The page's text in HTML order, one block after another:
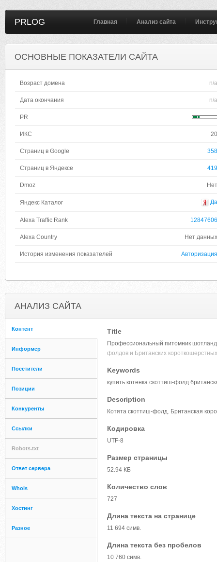
PRLOG Главная Анализ сайта
ОСНОВНЫЕ ПОКАЗАТЕЛИ САЙТА
Возраст домена n/a
Дата окончания n/a
PR
ИКС 20
Страниц в Google 358
Страниц в Яндексе 419
Dmoz Нет
Яндекс Каталог Да
Alexa Traffic Rank 12847606
Alexa Country Нет данных
История изменения показателей Авторизация
АНАЛИЗ САЙТА
Контент
Информер
Посетители
Позиции
Конкуренты
Ссылки
Robots.txt
Ответ сервера
Whois
Хостинг
Разное
Title
Профессиональный питомник
фолдов и Британских
Keywords
купить котенка скоттиш-фолд
Description
Котята скоттиш-фолд. Британская
Кодировка
UTF-8
Размер страницы
52.94 КБ
Количество слов
727
Длина текста на странице
11 694 симв.
Длина текста без пробелов
10 760 симв.